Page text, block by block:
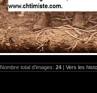
Nombre total d'images: 24 | Vers les